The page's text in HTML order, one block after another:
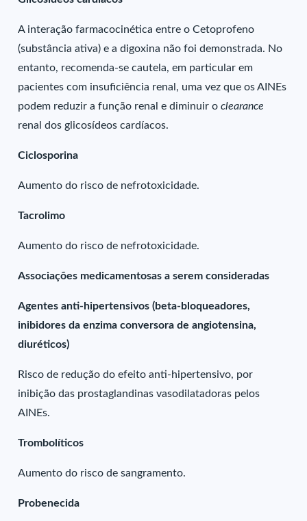
A interação farmacocinética entre o Cetoprofeno
(substância ativa) e a digoxina não foi demonstrada. No
entanto, recomenda-se cautela, em particular em
pacientes com insuficiência renal, uma vez que os AINEs
podem reduzir a função renal e diminuir oclearance
renal dos glicosídeos cardíacos.
Ciclosporina
Aumento do risco de nefrotoxicidade.
Tacrolimo
Aumento do risco de nefrotoxicidade.
Associações medicamentosas a serem consideradas
Agentes anti-hipertensivos (beta-bloqueadores,
inibidores da enzima conversora de angiotensina,
diuréticos)
Risco de redução do efeito anti-hipertensivo, por
inibição das prostaglandinas vasodilatadoras pelos
AINEs.
Trombolíticos
Aumento do risco de sangramento.
Probenecida